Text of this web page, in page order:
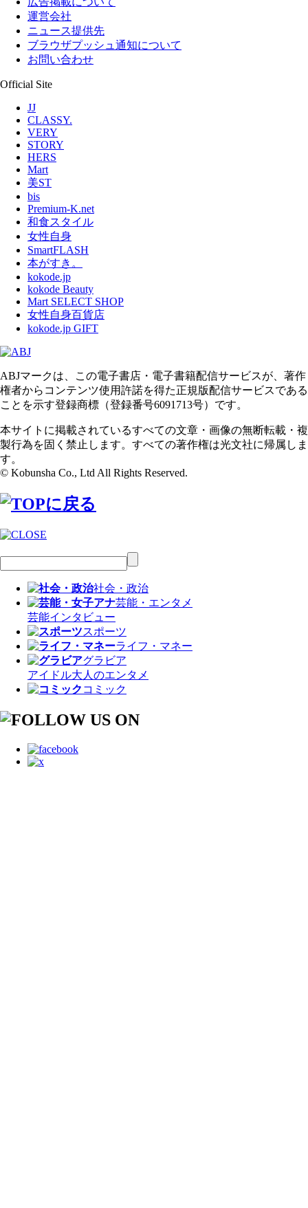
運営会社
ニュース提供先
ブラウザプッシュ通知について
お問い合わせ
Official Site
JJ
CLASSY.
VERY
STORY
HERS
Mart
美ST
bis
Premium-K.net
和食スタイル
女性自身
SmartFLASH
本がすき。
kokode.jp
kokode Beauty
Mart SELECT SHOP
女性自身百貨店
kokode.jp GIFT
ABJマークは、この電子書店・電子書籍配信サービスが、著作
権者からコンテンツ使用許諾を得た正規版配信サービスである
ことを示す登録商標（登録番号6091713号）です。
本サイトに掲載されているすべての文章・画像の無断転載・複
製行為を固く禁止します。すべての著作権は光文社に帰属しま
す。
© Kobunsha Co., Ltd All Rights Reserved.
社会・政治
芸能・エンタメ
芸能インタビュー
スポーツ
ライフ・マネー
グラビア
アイドル大人のエンタメ
コミック